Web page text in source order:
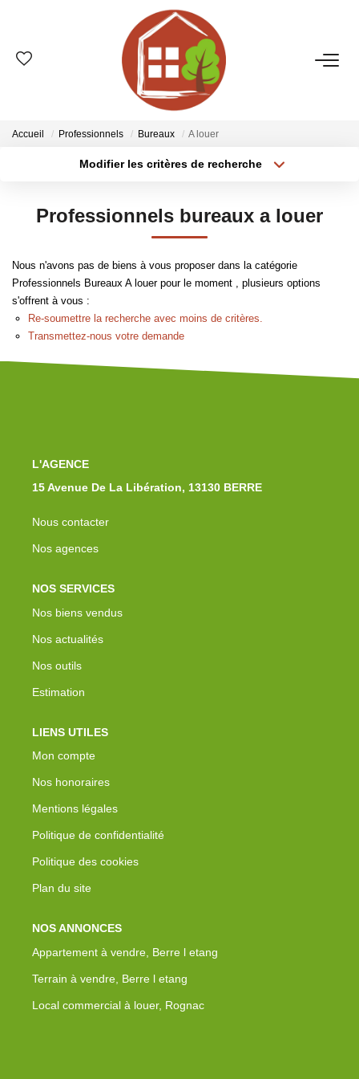
VENTES
ESTIMATION
GESTION
LE GROUPE
Qui Sommes-Nous ?
Nos Agences
Notre Équipe
Accueil Professionnels Bureaux A louer
Modifier les critères de recherche
Type de bien
Budget max Plus de critères
Professionnels bureaux a louer
Nous n'avons pas de biens à vous proposer dans la catégorie
Professionnels Bureaux A louer pour le moment , plusieurs options
s'offrent à vous :
Re-soumettre la recherche avec moins de critères.
Transmettez-nous votre demande
L'AGENCE
15 Avenue De La Libération, 13130 BERRE
Nous contacter
Nos agences
NOS SERVICES
Nos biens vendus
Nos actualités
Nos outils
Estimation
LIENS UTILES
Mon compte
Nos honoraires
Mentions légales
Politique de confidentialité
Politique des cookies
Plan du site
NOS ANNONCES
Appartement à vendre, Berre l etang
Terrain à vendre, Berre l etang
Local commercial à louer, Rognac